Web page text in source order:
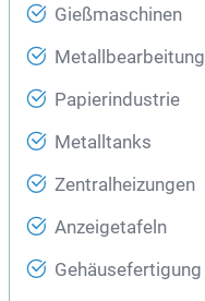
Gießmaschinen
Metallbearbeitung
Papierindustrie
Metalltanks
Zentralheizungen
Anzeigetafeln
Gehäusefertigung